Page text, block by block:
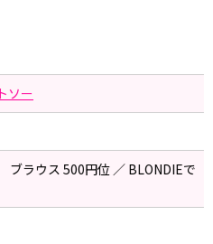
ソー
ブラウス 500円位 ／ BLONDIEで